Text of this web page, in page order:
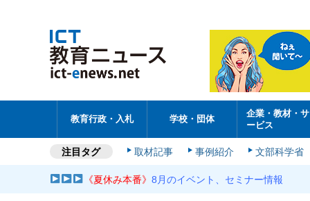
教育行政・入札 学校・団体
企業・教材・サ
ービス
注目タグ 取材記事 事例紹介 文部科学省
《夏休み本番》8月のイベント、セミナー情報